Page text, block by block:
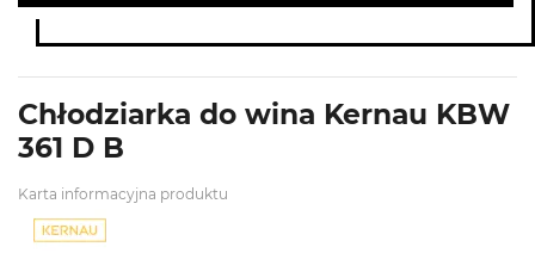
Chłodziarka do wina Kernau KBW
361 D B
Karta informacyjna produktu